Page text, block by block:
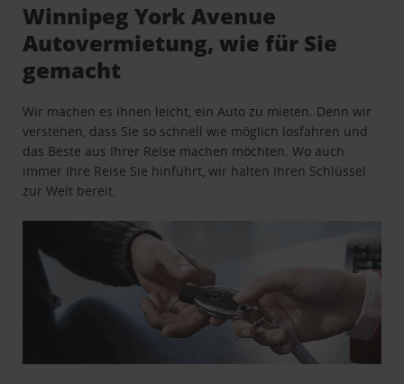
Winnipeg York Avenue
Autovermietung, wie für Sie
gemacht
Wir machen es Ihnen leicht, ein Auto zu mieten. Denn wir
verstehen, dass Sie so schnell wie möglich losfahren und
das Beste aus Ihrer Reise machen möchten. Wo auch
immer Ihre Reise Sie hinführt, wir halten Ihren Schlüssel
zur Welt bereit.